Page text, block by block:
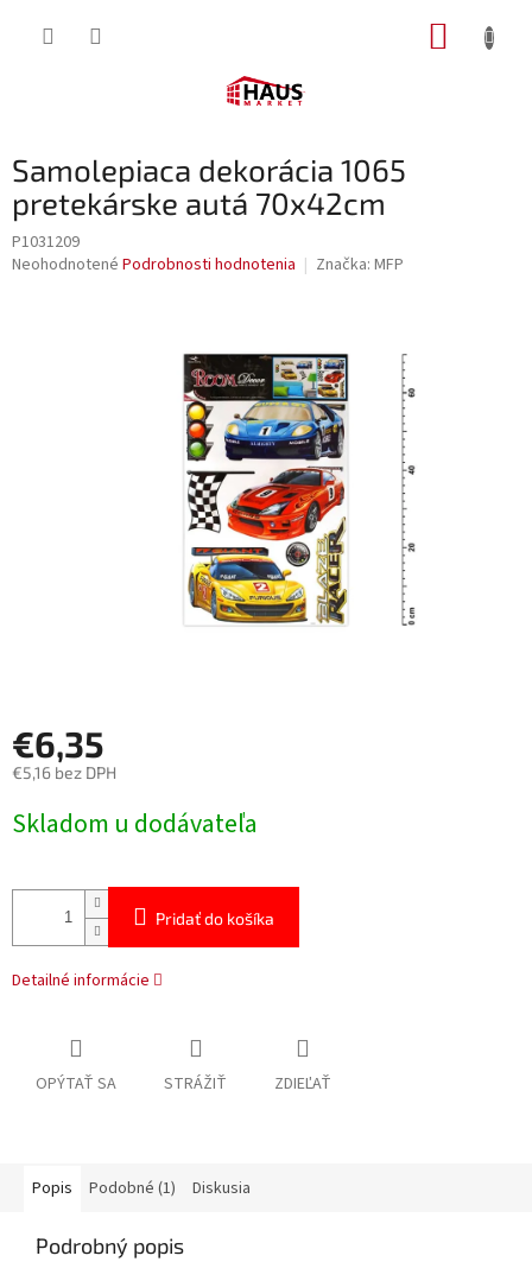
Samolepiaca dekorácia 1065
pretekárske autá 70x42cm
P1031209
Priemerné
Neohodnotené Podrobnosti hodnotenia Značka: MFP
€6,35
€5,16 bez DPH
cena:
Skladom u dodávateľa
Pridať do košíka
Detailné informácie
OPÝTAŤ SA STRÁŽIŤ ZDIEĽAŤ
Popis Podobné (1) Diskusia
Podrobný popis